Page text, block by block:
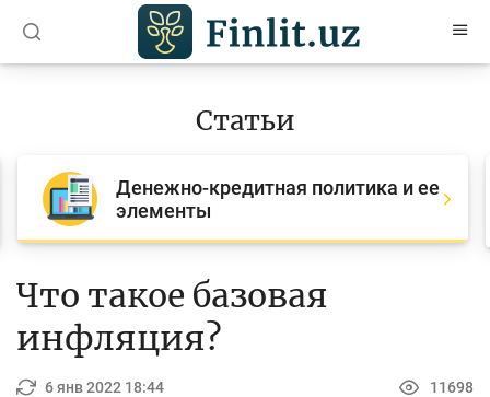
Все статьи
Для банковских агентов
Депозит (вклады)
Статьи
Денежно-кредитная политика и ее
элементы
Что такое базовая
инфляция?
6 янв 2022 18:44 11698